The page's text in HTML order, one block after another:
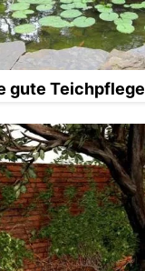
gute Teichpflege